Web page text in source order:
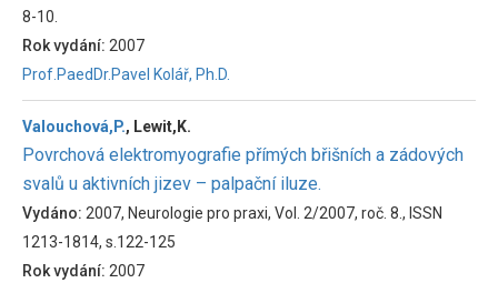
8-10.
Rok vydání: 2007
Prof.PaedDr.Pavel Kolář, Ph.D.
Valouchová,P., Lewit,K.
Povrchová elektromyografie přímých břišních a zádových
svalů u aktivních jizev – palpační iluze.
Vydáno: 2007, Neurologie pro praxi, Vol. 2/2007, roč. 8., ISSN
1213-1814, s.122-125
Rok vydání: 2007